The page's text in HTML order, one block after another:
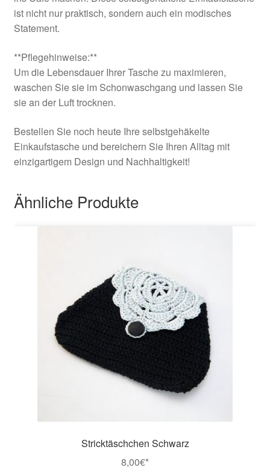
ist nicht nur praktisch, sondern auch ein modisches
Statement.
**Pflegehinweise:**
Um die Lebensdauer Ihrer Tasche zu maximieren,
waschen Sie sie im Schonwaschgang und lassen Sie
sie an der Luft trocknen.
Bestellen Sie noch heute Ihre selbstgehäkelte
Einkaufstasche und bereichern Sie Ihren Alltag mit
einzigartigem Design und Nachhaltigkeit!
Ähnliche Produkte
Stricktäschchen Schwarz
8,00€*